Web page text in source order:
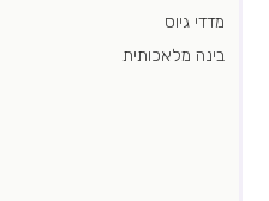
מדדי גיוס
בינה מלאכותית